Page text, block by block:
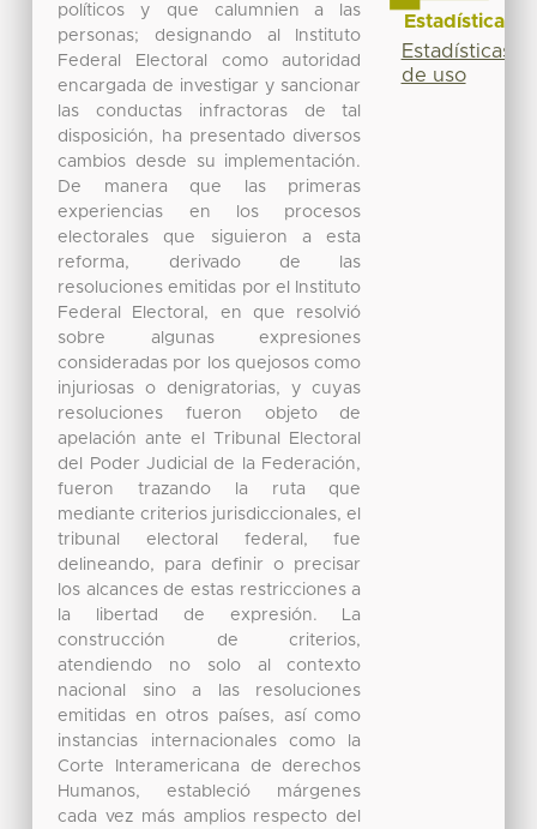
políticos y que calumnien a las
personas; designando al Instituto
Federal Electoral como autoridad
encargada de investigar y sancionar
las conductas infractoras de tal
disposición, ha presentado diversos
cambios desde su implementación.
De manera que las primeras
experiencias en los procesos
electorales que siguieron a esta
reforma, derivado de las
resoluciones emitidas por el Instituto
Federal Electoral, en que resolvió
sobre algunas expresiones
consideradas por los quejosos como
injuriosas o denigratorias, y cuyas
resoluciones fueron objeto de
apelación ante el Tribunal Electoral
del Poder Judicial de la Federación,
fueron trazando la ruta que
mediante criterios jurisdiccionales, el
tribunal electoral federal, fue
delineando, para definir o precisar
los alcances de estas restricciones a
la libertad de expresión. La
construcción de criterios,
atendiendo no solo al contexto
nacional sino a las resoluciones
emitidas en otros países, así como
instancias internacionales como la
Corte Interamericana de derechos
Humanos, estableció márgenes
cada vez más amplios respecto del
Estadísticas
Estadísticas
de uso